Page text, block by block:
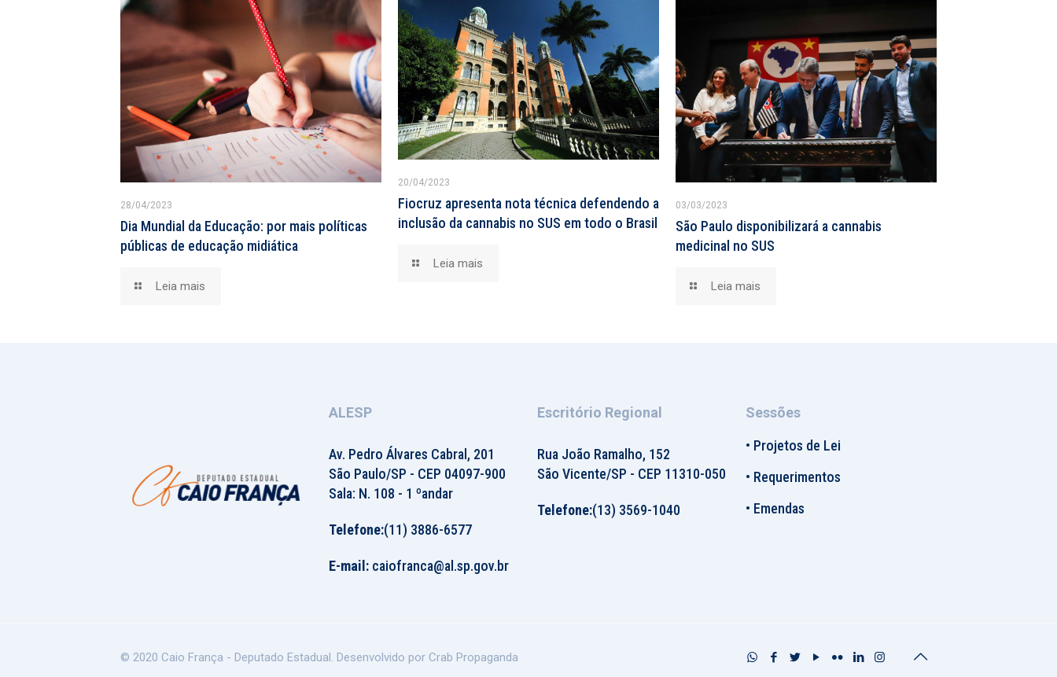
28/04/2023
Dia Mundial da Educação: por mais políticas
públicas de educação midiática
Leia mais
20/04/2023
Fiocruz apresenta nota técnica defendendo a
inclusão da cannabis no SUS em todo o Brasil
Leia mais
03/03/2023
São Paulo disponibilizará a cannabis
medicinal no SUS
Leia mais
ALESP
Av. Pedro Álvares Cabral, 201
São Paulo/SP - CEP 04097-900
Sala: N. 108 - 1 ºandar
Telefone:(11) 3886-6577
E-mail:caiofranca@al.sp.gov.br
Escritório Regional
Rua João Ramalho, 152
São Vicente/SP - CEP 11310-050
Telefone:(13) 3569-1040
Sessões
• Projetos de Lei
• Requerimentos
• Emendas
© 2020 Caio França - Deputado Estadual. Desenvolvido por Crab Propaganda